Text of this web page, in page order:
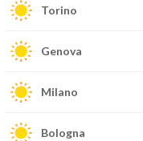
Torino
Genova
Milano
Bologna